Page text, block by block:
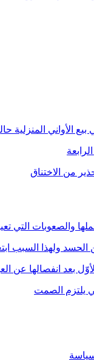
المنزلية
من الاختناق
والصعوبات التي
الحسد ولهذا السبب
بعد انفصالها عن
يلتزم الصمت